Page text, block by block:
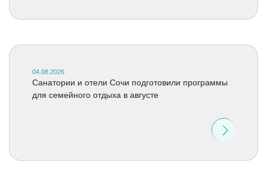
04.08.2026
Санатории и отели Сочи подготовили программы
для семейного отдыха в августе